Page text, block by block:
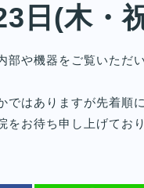
日(木
や機器をご覧いただ
はありますが先着順
お待ち申し上げており